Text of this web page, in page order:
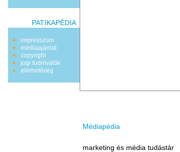
PATIKAPÉDIA
impresszum
médiaajánlat
copyright
jogi tudnivalók
elérhetőség
Médiapédia
marketing és média tudástár